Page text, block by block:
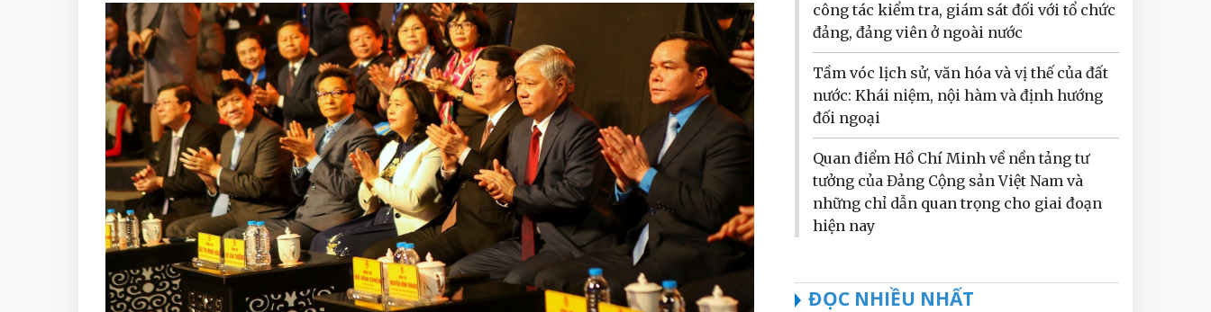
công tác kiểm tra, giám sát đối với tổ chức
đảng, đảng viên ở ngoài nước
Tầm vóc lịch sử, văn hóa và vị thế của đất
nước: Khái niệm, nội hàm và định hướng
đối ngoại
Quan điểm Hồ Chí Minh về nền tảng tư
tưởng của Đảng Cộng sản Việt Nam và
những chỉ dẫn quan trọng cho giai đoạn
hiện nay
ĐỌC NHIỀU NHẤT